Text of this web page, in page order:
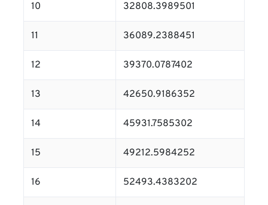
10 32808.3989501
11 36089.2388451
12 39370.0787402
13 42650.9186352
14 45931.7585302
15 49212.5984252
16 52493.4383202